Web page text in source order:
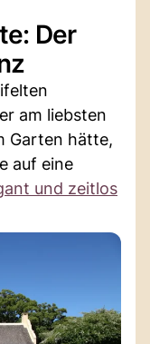
Der
am liebsten
Garten hätte,
auf eine
und zeitlos